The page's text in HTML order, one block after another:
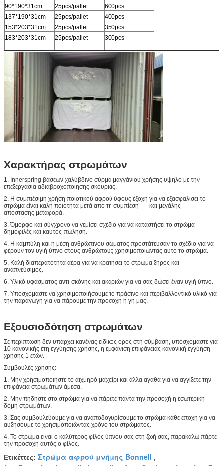
90*190*31cm
25pcs/pallet
600pcs
137*190*31cm
25pcs/pallet
400pcs
153*203*31cm
25pcs/pallet
350pcs
183*203*31cm
25pcs/pallet 300pcs
Χαρακτήρας στρωμάτων
1. Innerspring βάσεων χαλύβδινο σύρμα μαγγάνιου χρήσης υψηλό με την
επεξεργασία αδιαβροχοποίησης σκουριάς.
2. Η συμπιέσιμη χρήση ποιοτικού αφρού ύφους έξοχη για να εξασφαλίσει το
στρώμα είναι καλή ποιότητα μετά από τη συμπίεση και μεγάλης
απόστασης μεταφορά.
3. Όμορφο και σύγχρονο να γεμίσει σχέδιο για να καταστήσει το στρώμα
δημοφιλές και καυτός-πώληση.
4. Η καμπύλη και η μέση ανθρώπινου σώματος προστάτευσαν το σχέδιο για να
φέρουν τον υγιή ύπνο στους ανθρώπους χρησιμοποιώντας αυτό το στρώμα.
5. Καλή διαπερατότητα αέρα για να κρατήσει το στρώμα ξηρός και
αναπνεύσιμος.
6. Υλικό υφάσματος αντι-σκόνης και ακαριών για να σας δώσει έναν υγιή ύπνο.
7. Υποσχόμαστε να χρησιμοποιήσουμε το πράσινο και περιβαλλοντικό υλικό για
την παραγωγή για να πάρουμε την προσοχή η γη μας.
Εξουσιοδότηση στρωμάτων
Σε περίπτωση δεν υπάρχει κανένας ειδικός όρος στη σύμβαση, υποσχόμαστε για
10 κανονικής έτη εγγύησης χρήσης, η εμφάνιση επιφάνειας κανονική εγγύηση
χρήσης 1 ετών.
Συμβουλές χρήσης:
1. Μην χρησιμοποιήστε το αιχμηρό μαχαίρι και άλλα αγαθά για να αγγίξετε την
επιφάνεια στρωμάτων άμεσα.
2. Μην πηδήστε στο στρώμα για να πάρετε πάντα την προσοχή η εσωτερική
δομή στρωμάτων.
3. Σας συμβουλεύουμε για να αναποδογυρίσουμε το στρώμα κάθε εποχή για να
αυξήσουμε το χρησιμοποιώντας χρόνο του στρώματος.
4. Το στρώμα είναι ο καλύτερος φίλος ύπνου σας στη ζωή σας, παρακαλώ πάρτε
την προσοχή αυτός ο φίλος.
Ετικέττες: Στρώμα αφρού μνήμης Bonnell ,